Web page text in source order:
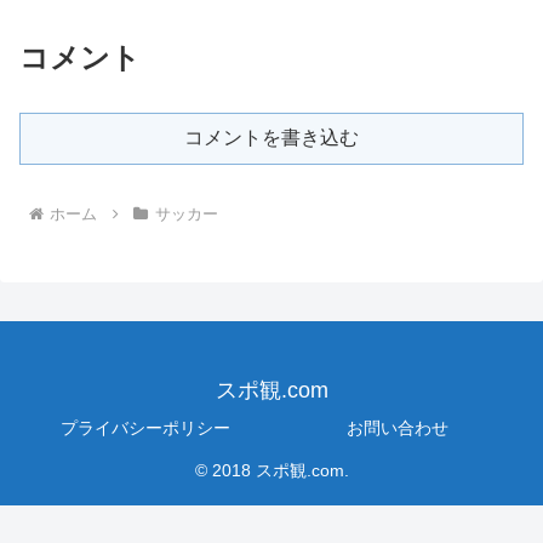
コメント
コメントを書き込む
ホーム サッカー
スポ観.com
プライバシーポリシー お問い合わせ
© 2018 スポ観.com.